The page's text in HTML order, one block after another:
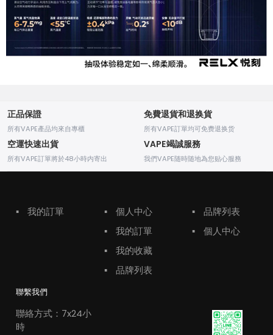
正品保證
所有VAPE產品均來自專櫃
免費退貨和退换貨
所有VAPE訂單均可免费退换货
空運快速出貨
所有VAPE訂單將於48小時内寄出
VAPE竭誠服務
我們VAPE随時随地為您贴心服務
▪ 我的訂單 ▪
個人中心
▪
我的訂單
▪
我的收藏
▪
品牌列表
▪
品牌列表
▪
個人中心
聯繫我們
聯絡方式：7x24小
時